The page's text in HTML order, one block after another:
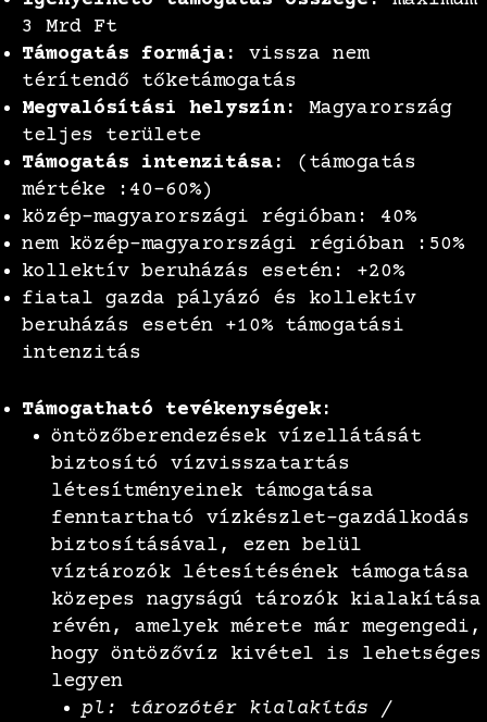
3 Mrd Ft
Támogatás formája:
vissza nem
térítendő tőketámogatás
Megvalósítási helyszín:
Magyarország
teljes területe
Támogatás intenzitása:
(támogatás
mértéke :40-60%)
közép-magyarországi régióban: 40%
nem közép-magyarországi régióban :50%
kollektív beruházás esetén: +20%
fiatal gazda pályázó és kollektív
beruházás esetén +10% támogatási
intenzitás
Támogatható tevékenységek:
öntözőberendezések vízellátását
biztosító vízvisszatartás
létesítményeinek támogatása
fenntartható vízkészlet-gazdálkodás
biztosításával, ezen belül
víztározók létesítésének támogatása
közepes nagyságú tározók kialakítása
révén, amelyek mérete már megengedi,
hogy öntözővíz kivétel is lehetséges
legyen
pl: tározótér kialakítás /